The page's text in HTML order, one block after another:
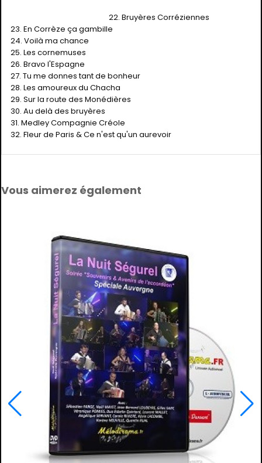
22. Bruyères Corréziennes
23. En Corrèze ça gambille
24. Voilà ma chance
25. Les cornemuses
26. Bravo l'Espagne
27. Tu me donnes tant de bonheur
28. Les amoureux du Chacha
29. Sur la route des Monédières
30. Au delà des bruyères
31. Medley Compagnie Créole
32. Fleur de Paris & Ce n'est qu'un aurevoir
Vous aimerez également